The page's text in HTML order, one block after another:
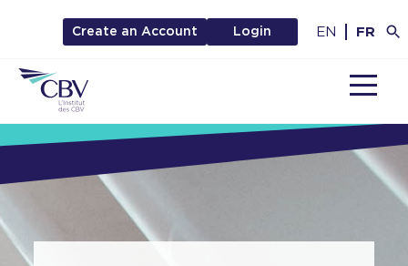
Create an Account Login EN FR